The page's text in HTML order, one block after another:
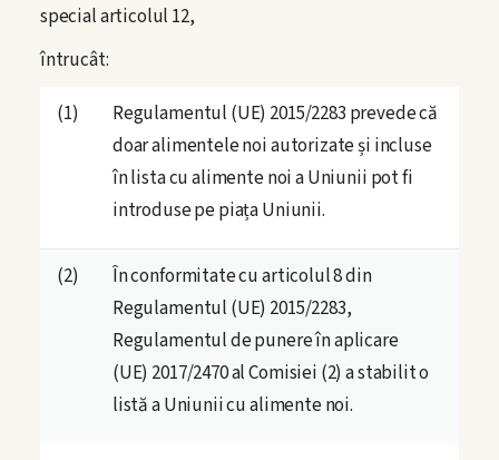
Codex Alimentarius
Pericole Biologice
Pericole Fizice
Dialoguri cu specialiști
Ghid juridic pentru operatori
special articolul 12,
întrucât:
(1)
Regulamentul (UE) 2015/2283 prevede că
doar alimentele noi autorizate și incluse
în lista cu alimente noi a Uniunii pot fi
introduse pe piața Uniunii.
(2)
În conformitate cu articolul 8 din
Regulamentul (UE) 2015/2283,
Regulamentul de punere în aplicare
(UE) 2017/2470 al Comisiei (2) a stabilit o
listă a Uniunii cu alimente noi.